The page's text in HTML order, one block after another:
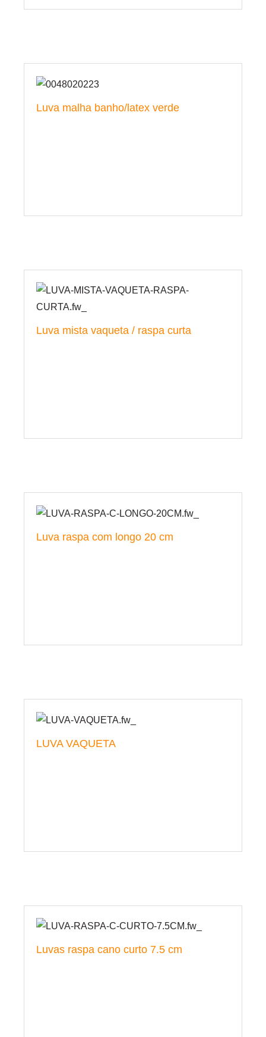
Luva malha banho/latex verde
Luva mista vaqueta / raspa curta
Luva raspa com longo 20 cm
LUVA VAQUETA
Luvas raspa cano curto 7.5 cm